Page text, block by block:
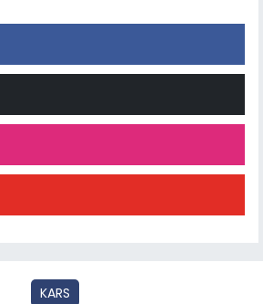
KARS